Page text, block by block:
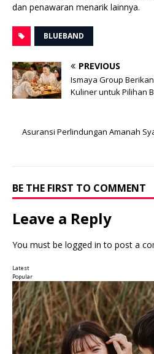
dan penawaran menarik lainnya.
BLUEBAND
PREVIOUS
Ismaya Group
Kuliner untuk Pilihan
Asuransi Perlindungan Amanah
BE THE FIRST TO COMMENT
Leave a Reply
You must be logged in to post a
Latest
Popular